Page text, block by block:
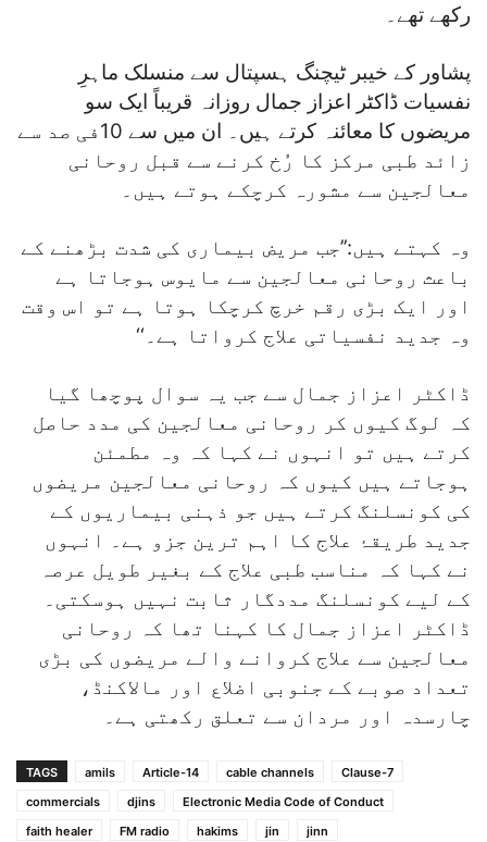
رکھے تھے۔
پشاور کے خیبر ٹیچنگ ہسپتال سے منسلک ماہرِ
نفسیات ڈاکٹر اعزاز جمال روزانہ قریباً ایک سو
مریضوں کا معائنہ کرتے ہیں۔ ان میں سے 10فی صد سے
زائد طبی مرکز کا رُخ کرنے سے قبل روحانی
معالجین سے مشورہ کرچکے ہوتے ہیں۔
وہ کہتے ہیں:’’جب مریض بیماری کی شدت بڑھنے کے
باعث روحانی معالجین سے مایوس ہوجاتا ہے
اور ایک بڑی رقم خرچ کرچکا ہوتا ہے تو اس وقت
وہ جدید نفسیاتی علاج کرواتا ہے۔‘‘
ڈاکٹر اعزاز جمال سے جب یہ سوال پوچھا گیا
کہ لوگ کیوں کر روحانی معالجین کی مدد حاصل
کرتے ہیں تو انہوں نے کہا کہ وہ مطمئن
ہوجاتے ہیں کیوں کہ روحانی معالجین مریضوں
کی کونسلنگ کرتے ہیں جو ذہنی بیماریوں کے
جدید طریقۂ علاج کا اہم ترین جزو ہے۔ انہوں
نے کہا کہ مناسب طبی علاج کے بغیر طویل عرصہ
کے لیے کونسلنگ مددگار ثابت نہیں ہوسکتی۔
ڈاکٹر اعزاز جمال کا کہنا تھا کہ روحانی
معالجین سے علاج کروانے والے مریضوں کی بڑی
تعداد صوبے کے جنوبی اضلاع اور مالاکنڈ،
چارسدہ اور مردان سے تعلق رکھتی ہے۔
TAGS amils Article-14 cable channels
Clause-7
commercials
djins
Electronic Media Code of Conduct
faith healer
FM radio hakims jin
jinn